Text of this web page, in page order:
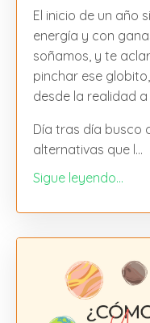
El inicio de un año
energía y con
soñamos, y te
pinchar ese
desde la realidad
Día tras día busco
alternativas que l...
Sigue leyendo...